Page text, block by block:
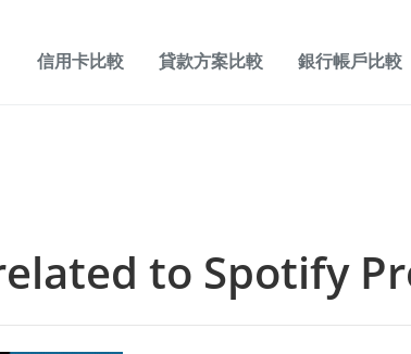
信用卡比較 貸款方案比較 銀行帳戶比較
to Spotify